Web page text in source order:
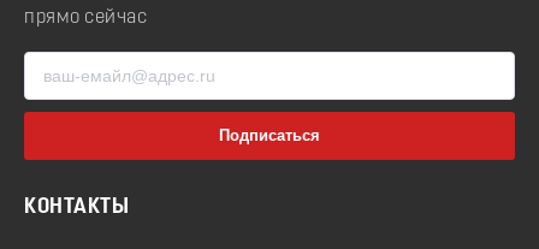
прямо сейчас
КОНТАКТЫ